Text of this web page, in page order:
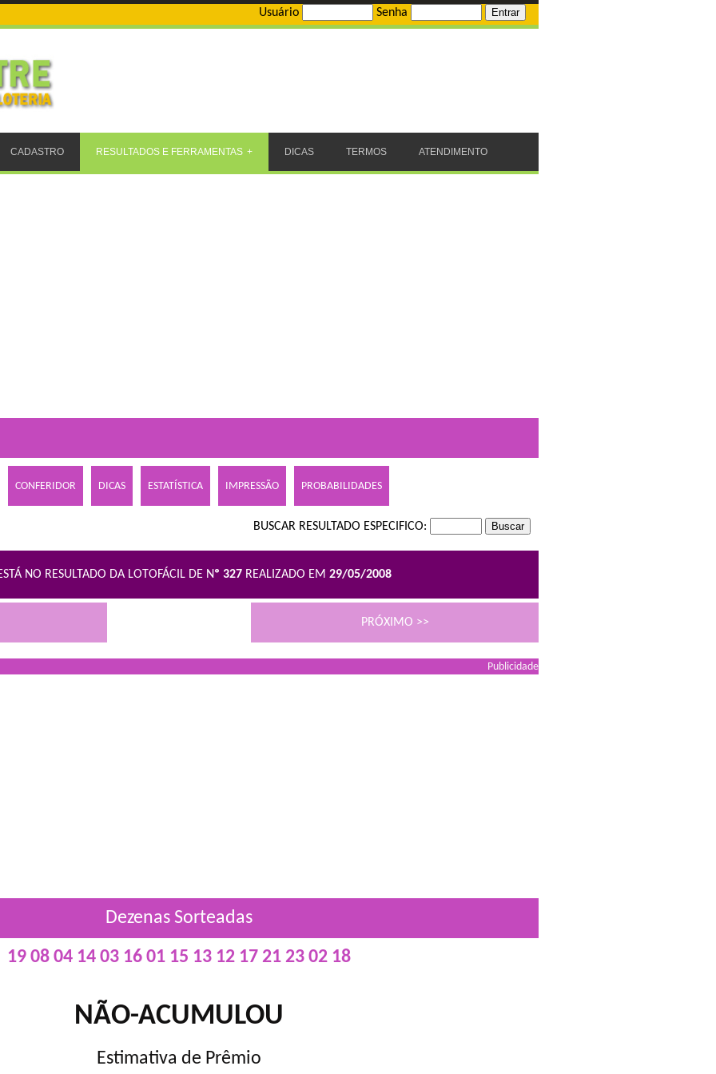
Usuário Senha
CADASTRO RESULTADOS E FERRAMENTAS DICAS TERMOS ATENDIMENTO
CONFERIDOR DICAS ESTATÍSTICA IMPRESSÃO PROBABILIDADES
BUSCAR RESULTADO ESPECIFICO:
NO RESULTADO DA LOTOFÁCIL DE Nº 327 REALIZADO EM 29/05/2008
PRÓXIMO >>
Publicidade
Dezenas Sorteadas
19 08 04 14 03 16 01 15 13 12 17 21 23 02 18
NÃO-ACUMULOU
Estimativa de Prêmio